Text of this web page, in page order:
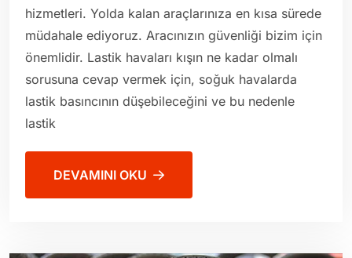
hizmetleri. Yolda kalan araçlarınıza en kısa sürede
müdahale ediyoruz. Aracınızın güvenliği bizim için
önemlidir. Lastik havaları kışın ne kadar olmalı
sorusuna cevap vermek için, soğuk havalarda
lastik basıncının düşebileceğini ve bu nedenle
lastik
DEVAMINI OKU